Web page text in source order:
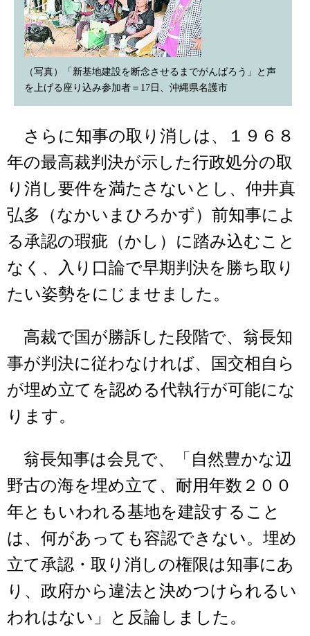
（写真）「新基地建設を断念させるまでがんばろう」と声
を上げる座り込み参加者＝17日、沖縄県名護市
さらに知事の取り消しは、１９６８
年の最高裁判決が示した行政処分の取
り消し要件を満たさないとし、仲井真
弘多（なかいまひろかず）前知事によ
る承認の瑕疵（かし）に踏み込むこと
なく、入り口論で早期判決を勝ち取り
たい姿勢をにじませました。
高裁で国が勝訴した段階で、翁長知
事が判決に従わなければ、国交相自ら
が埋め立てを認める代執行が可能にな
ります。
翁長知事は会見で、「自然豊かな辺
野古の海を埋め立て、耐用年数２００
年ともいわれる基地を建設すること
は、何があっても容認できない。埋め
立て承認・取り消しの権限は知事にあ
り、政府から違法と決めつけられるい
われはない」と反論しました。